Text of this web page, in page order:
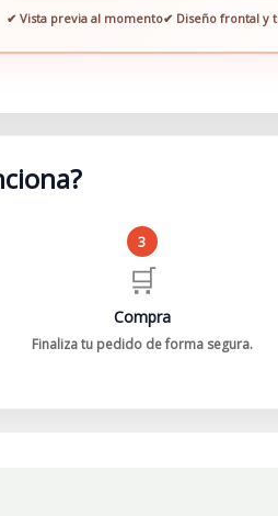
✔ Vista previa al momento✔ Diseño frontal y
3
🛒
Compra
Finaliza tu pedido de forma segura.